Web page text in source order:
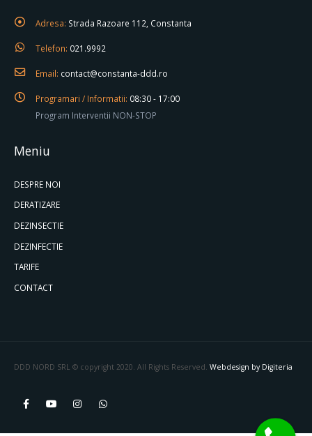
Adresa: Strada Razoare 112, Constanta
Telefon: 021.9992
Email: contact@constanta-ddd.ro
Programari / Informatii: 08:30 - 17:00
Program Interventii NON-STOP
Meniu
DESPRE NOI
DERATIZARE
DEZINSECTIE
DEZINFECTIE
TARIFE
CONTACT
DDD NORD SRL © copyright 2020. All Rights Reserved. Webdesign by Digiteria